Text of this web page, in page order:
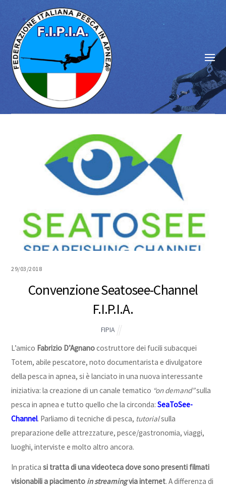
29/03/2018
Convenzione Seatosee-Channel
F.I.P.I.A.
FIPIA
L’amico Fabrizio D’Agnanocostruttore dei fucili subacquei
Totem, abile pescatore, noto documentarista e divulgatore
della pesca in apnea, si è lanciato in una nuova interessante
iniziativa: la creazione di un canale tematico “on demand”sulla
pesca in apnea e tutto quello che la circonda:SeaToSee-
Channel. Parliamo di tecniche di pesca, tutorialsulla
preparazione delle attrezzature, pesce/gastronomia, viaggi,
luoghi, interviste e molto altro ancora.
In praticasi tratta di una videoteca dove sono presenti filmati
visionabili a piacimento in streamingvia internet. A differenza di